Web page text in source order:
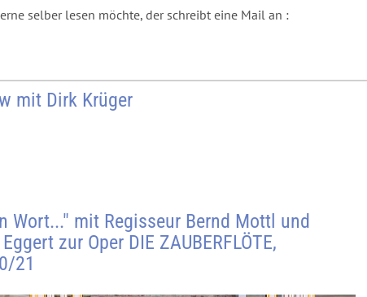
selber lesen möchte, der schreibt eine Mail an :
mit Dirk Krüger
Wort...″ mit Regisseur Bernd Mottl und
zur Oper DIE ZAUBERFLÖTE,
21